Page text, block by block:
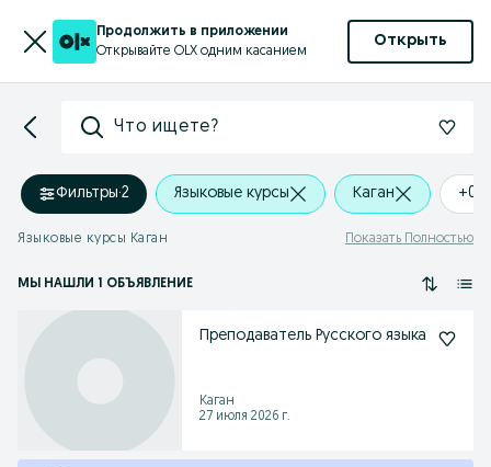
Продолжить в приложении
Открывайте OLX одним касанием
Открыть
Что ищете?
Фильтры·2 Языковые курсы Каган +0
Языковые курсы Каган Показать Полностью
МЫ НАШЛИ 1 ОБЪЯВЛЕНИЕ
Преподаватель Русского языка
Каган
27 июля 2026 г.